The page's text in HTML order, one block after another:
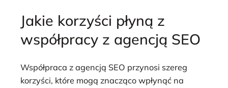
Jakie korzyści płyną z
współpracy z agencją SEO
Współpraca z agencją SEO przynosi szereg
korzyści, które mogą znacząco wpłynąć na